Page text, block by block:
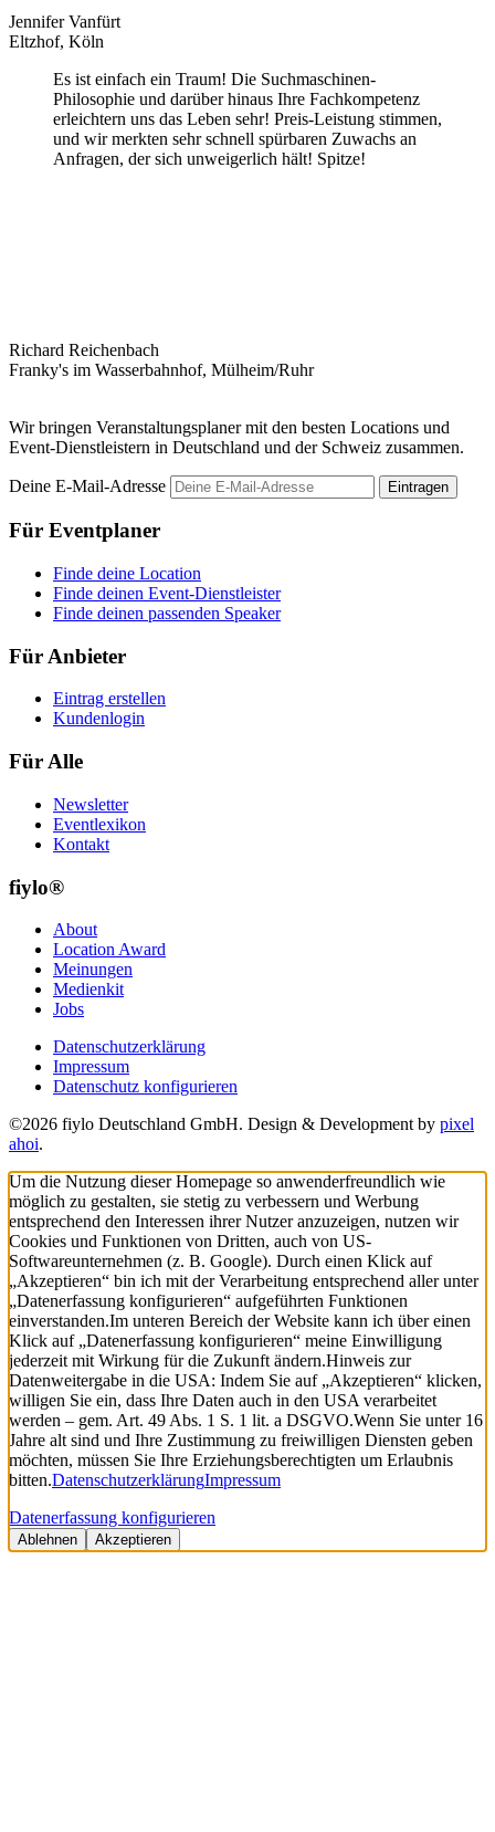
Jennifer Vanfürt
Eltzhof, Köln
Es ist einfach ein Traum! Die Suchmaschinen-
Philosophie und darüber hinaus Ihre Fachkompetenz
erleichtern uns das Leben sehr! Preis-Leistung stimmen,
und wir merkten sehr schnell spürbaren Zuwachs an
Anfragen, der sich unweigerlich hält! Spitze!
Richard Reichenbach
Franky's im Wasserbahnhof, Mülheim/Ruhr
Wir bringen Veranstaltungsplaner mit den besten Locations und
Event-Dienstleistern in Deutschland und der Schweiz zusammen.
Deine E-Mail-Adresse Eintragen
Für Eventplaner
Finde deine Location
Finde deinen Event-Dienstleister
Finde deinen passenden Speaker
Für Anbieter
Eintrag erstellen
Kundenlogin
Für Alle
Newsletter
Eventlexikon
Kontakt
fiylo®
About
Location Award
Meinungen
Medienkit
Jobs
Datenschutzerklärung
Impressum
Datenschutz konfigurieren
©2026 fiylo Deutschland GmbH. Design & Development by pixel
ahoi.
Um die Nutzung dieser Homepage so anwenderfreundlich wie
möglich zu gestalten, sie stetig zu verbessern und Werbung
entsprechend den Interessen ihrer Nutzer anzuzeigen, nutzen wir
Cookies und Funktionen von Dritten, auch von US-
Softwareunternehmen (z. B. Google). Durch einen Klick auf
„Akzeptieren“ bin ich mit der Verarbeitung entsprechend aller unter
„Datenerfassung konfigurieren“ aufgeführten Funktionen
einverstanden.Im unteren Bereich der Website kann ich über einen
Klick auf „Datenerfassung konfigurieren“ meine Einwilligung
jederzeit mit Wirkung für die Zukunft ändern.Hinweis zur
Datenweitergabe in die USA: Indem Sie auf „Akzeptieren“ klicken,
willigen Sie ein, dass Ihre Daten auch in den USA verarbeitet
werden – gem. Art. 49 Abs. 1 S. 1 lit. a DSGVO.Wenn Sie unter 16
Jahre alt sind und Ihre Zustimmung zu freiwilligen Diensten geben
möchten, müssen Sie Ihre Erziehungsberechtigten um Erlaubnis
bitten.DatenschutzerklärungImpressum
Datenerfassung konfigurieren
Ablehnen Akzeptieren